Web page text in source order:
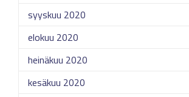
syyskuu 2020
elokuu 2020
heinäkuu 2020
kesäkuu 2020